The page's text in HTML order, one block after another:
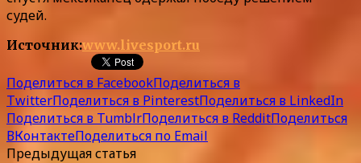
судей.
Источник:www.livesport.ru
Поделиться в FacebookПоделиться в
TwitterПоделиться в PinterestПоделиться в LinkedIn
Поделиться в TumblrПоделиться в RedditПоделиться
ВКонтактеПоделиться по Email
Предыдущая статья